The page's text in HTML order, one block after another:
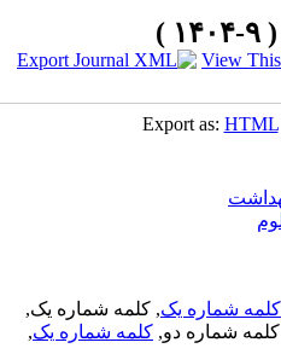
Export as:
شماره یک, کلمه شماره یک,
شماره دو,کلمه شماره یک,